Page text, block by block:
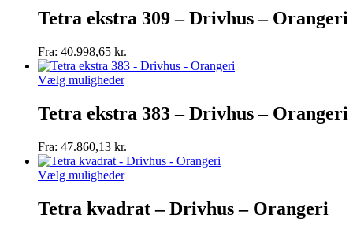
199,95 kr..124,95 kr..
har
flere
Mulighederne
kan
vælges
varesiden
Tetra ekstra 309 – Drivhus – Orangeri
Fra: 40.998,65 kr.
Vælg mulighederDette
flere
Mulighederne
kan
vælges
varesiden
Tetra ekstra 383 – Drivhus – Orangeri
Fra: 47.860,13 kr.
Vælg mulighederDette
har
flere
Tetra kvadrat – Drivhus – Orangeri